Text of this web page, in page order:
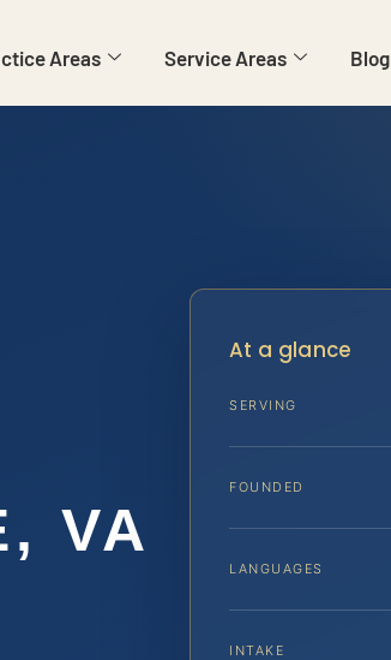
Areas Service Areas Blog
VA
At a glance
SERVING
FOUNDED
LANGUAGES
INTAKE